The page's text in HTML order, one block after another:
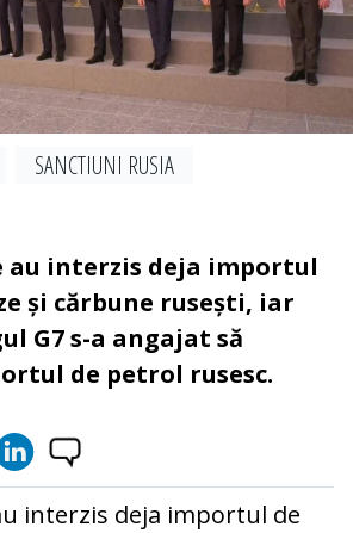
SANCTIUNI RUSIA
au interzis deja importul
și cărbune rusești, iar
G7 s-a angajat să
de petrol rusesc.
interzis deja importul de